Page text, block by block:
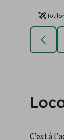
C’est à